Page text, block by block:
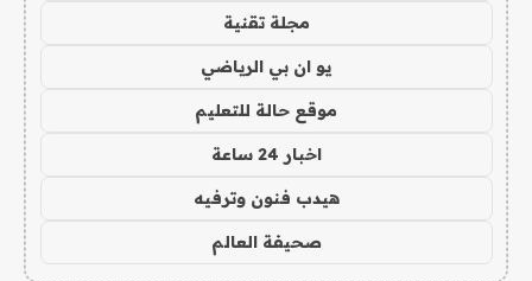
مجلة تقنية
يو ان بي الرياضي
موقع حالة للتعليم
اخبار 24 ساعة
هيدب فنون وترفيه
صحيفة العالم